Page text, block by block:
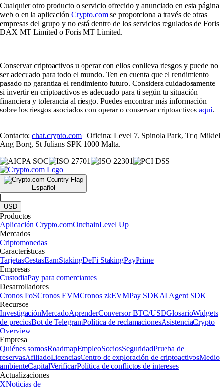
Cualquier otro producto o servicio ofrecido y anunciado en esta página
web o en la aplicación Crypto.com se proporciona a través de otras
empresas del grupo y no está dentro de los servicios regulados de Foris
DAX MT Limited o Foris MT Limited.
Conservar criptoactivos u operar con ellos conlleva riesgos y puede no
ser adecuado para todo el mundo. Ten en cuenta que el rendimiento
pasado no garantiza el rendimiento futuro. Considera cuidadosamente
si invertir en criptoactivos es adecuado para ti según tu situación
financiera y tolerancia al riesgo. Puedes encontrar más información
sobre los riesgos asociados con operar o conservar criptoactivos aquí.
Contacto: chat.crypto.com | Oficina: Level 7, Spinola Park, Triq Mikiel
Ang Borg, St Julians SPK 1000 Malta.
Español
|
USD
Productos
Aplicación Crypto.comOnchainLevel Up
Mercados
Criptomonedas
Características
TarjetasCestasEarnStakingDeFi StakingPayPrime
Empresas
CustodiaPay para comerciantes
Desarrolladores
Cronos PoSCronos EVMCronos zkEVMPay SDKAI Agent SDK
Recursos
InvestigaciónMercadoAprenderConversor BTC/USDGlosarioWidgets
de preciosBot de TelegramPolítica de reclamacionesAsistenciaCrypto
Overview
Empresa
Quiénes somosRoadmapEmpleoSociosSeguridadPrueba de
reservasAfiliadoLicenciasCentro de exploración de criptoactivosMedio
ambienteCapitalVerificarPolítica de conflictos de intereses
Actualizaciones
XNoticias de